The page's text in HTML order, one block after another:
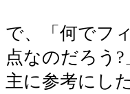
で、「何でフ
点なのだろう
主に参考にし